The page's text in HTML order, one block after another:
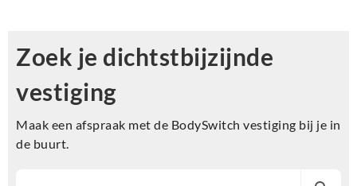
Zoek je dichtstbijzijnde
vestiging
Maak een afspraak met de BodySwitch vestiging bij je in
de buurt.